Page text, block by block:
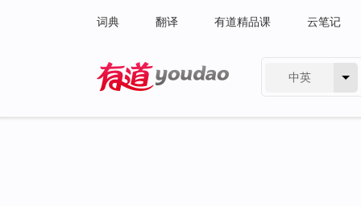
词典 翻译 有道精品课 云笔记
中英